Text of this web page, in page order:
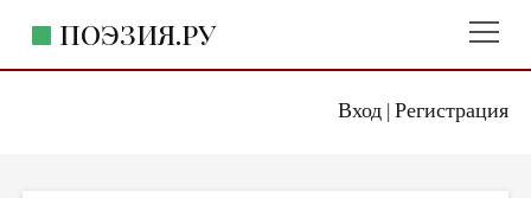
Вход| Регистрация
ПОЭЗИЯ.РУ